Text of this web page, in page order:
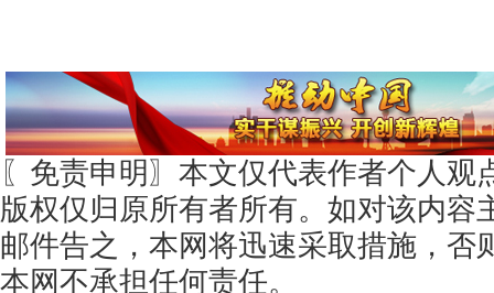
〖免责申明〗本文仅代表作者个人观
版权仅归原所有者所有。如对该内容
邮件告之，本网将迅速采取措施，否
本网不承担任何责任。